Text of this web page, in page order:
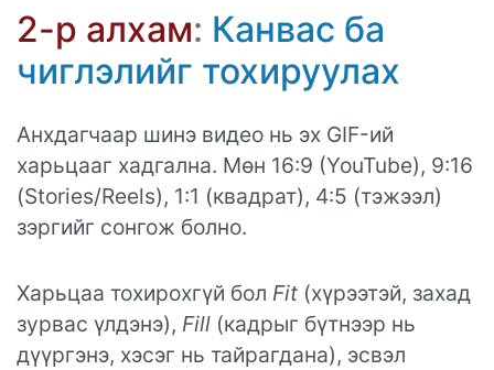
2-р алхам: Канвас ба
чиглэлийг тохируулах
Анхдагчаар шинэ видео нь эх GIF-ий
харьцааг хадгална. Мөн 16:9 (YouTube), 9:16
(Stories/Reels), 1:1 (квадрат), 4:5 (тэжээл)
зэргийг сонгож болно.
Харьцаа тохирохгүй бол Fit (хүрээтэй, захад
зурвас үлдэнэ), Fill (кадрыг бүтнээр нь
дүүргэнэ, хэсэг нь тайрагдана), эсвэл